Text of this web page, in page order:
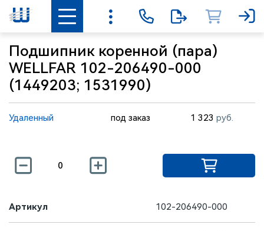
Подшипник коренной (пара)
WELLFAR 102-206490-000
(1449203; 1531990)
Удаленный под заказ 1 323 руб.
Артикул 102-206490-000